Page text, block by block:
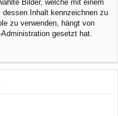
Bilder, welche mit einem
Inhalt kennzeichnen zu
zu verwenden, hängt von
gesetzt hat.